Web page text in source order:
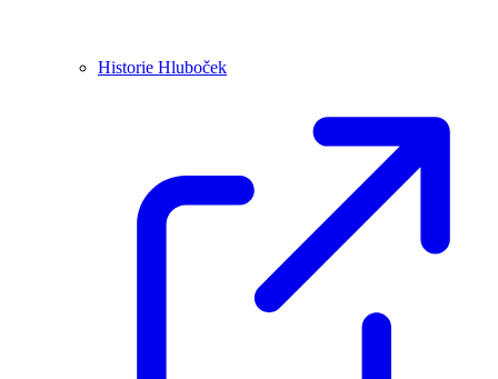
Historie Hluboček